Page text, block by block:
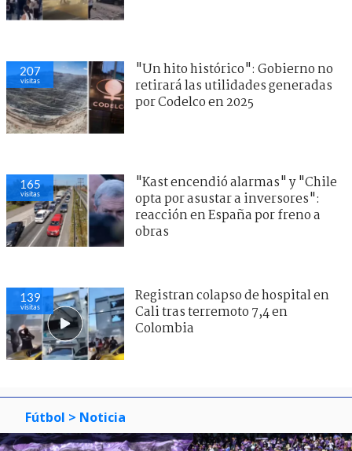
207
visitas
"Un hito histórico": Gobierno no
retirará las utilidades generadas
por Codelco en 2025
165
visitas
"Kast encendió alarmas" y "Chile
opta por asustar a inversores":
reacción en España por freno a
obras
139
visitas
Registran colapso de hospital en
Cali tras terremoto 7,4 en
Colombia
Fútbol > Noticia